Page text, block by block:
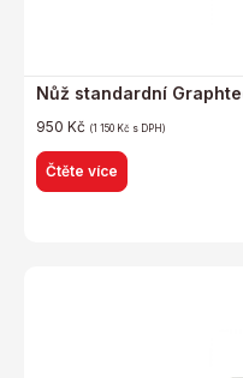
Nůž standardní
950 Kč (1 150 Kč s DPH)
Čtěte více